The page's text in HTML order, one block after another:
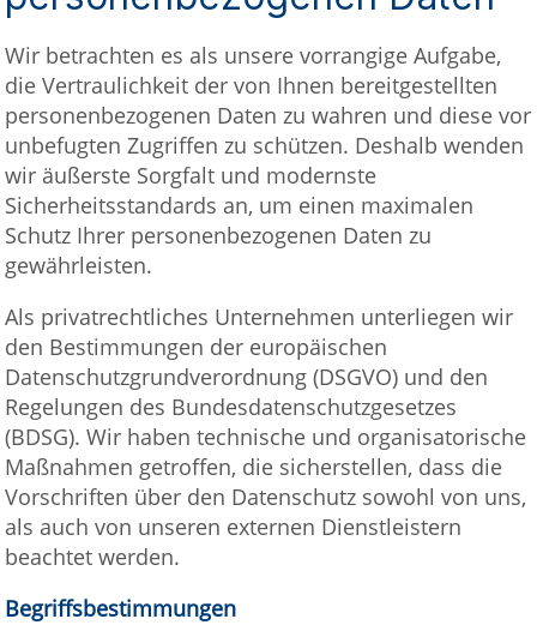
Wir betrachten es als unsere vorrangige Aufgabe,
die Vertraulichkeit der von Ihnen bereitgestellten
personenbezogenen Daten zu wahren und diese vor
unbefugten Zugriffen zu schützen. Deshalb wenden
wir äußerste Sorgfalt und modernste
Sicherheitsstandards an, um einen maximalen
Schutz Ihrer personenbezogenen Daten zu
gewährleisten.
Als privatrechtliches Unternehmen unterliegen wir
den Bestimmungen der europäischen
Datenschutzgrundverordnung (DSGVO) und den
Regelungen des Bundesdatenschutzgesetzes
(BDSG). Wir haben technische und organisatorische
Maßnahmen getroffen, die sicherstellen, dass die
Vorschriften über den Datenschutz sowohl von uns,
als auch von unseren externen Dienstleistern
beachtet werden.
Begriffsbestimmungen